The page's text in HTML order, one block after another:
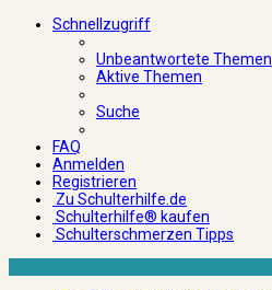
Schnellzugriff
Unbeantwortete Themen
Aktive Themen
Suche
FAQ
Anmelden
Registrieren
Zu Schulterhilfe.de
Schulterhilfe® kaufen
Schulterschmerzen Tipps